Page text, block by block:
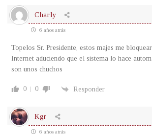
Charly
6 años atrás
Topelos Sr. Presidente, estos majes me
Internet aduciendo que el sistema lo hace
son unos chuchos
0 0 Responder
Kgr
6 años atrás